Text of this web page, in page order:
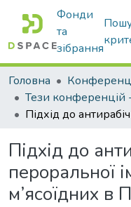
Фонди
та
зібрання
Головна
Тези конференцій
Підхід до
пероральної
м’ясоїдних в